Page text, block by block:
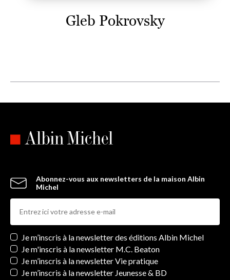
Gleb Pokrovsky
Abonnez-vous aux newsletters de la maison Albin
Michel
Newsletters
Je m’inscris à la newsletter des éditions Albin Michel
Je m'inscris à la newsletter M.C. Beaton
Je m’inscris à la newsletter Vie pratique
Je m’inscris à la newsletter Jeunesse & BD